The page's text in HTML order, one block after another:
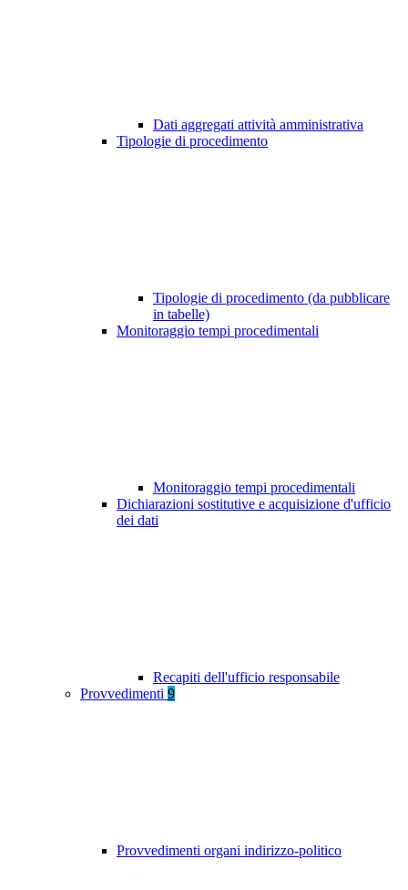
Dati aggregati attività amministrativa
Tipologie di procedimento
Tipologie di procedimento (da pubblicare
in tabelle)
Monitoraggio tempi procedimentali
Monitoraggio tempi procedimentali
Dichiarazioni sostitutive e acquisizione d'ufficio
dei dati
Recapiti dell'ufficio responsabile
Provvedimenti 9
Provvedimenti organi indirizzo-politico